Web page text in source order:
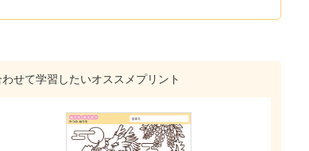
せて学習したいオススメプリント